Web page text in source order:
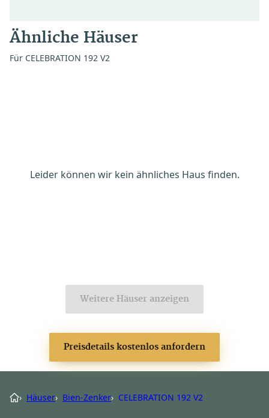
Ähnliche Häuser
Für CELEBRATION 192 V2
Leider können wir kein ähnliches Haus finden.
Weitere Häuser anzeigen
Preisdetails kostenlos anfordern
› Häuser› Bien-Zenker› CELEBRATION 192 V2